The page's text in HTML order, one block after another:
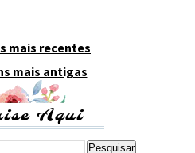
mais recentes
mais antigas
Aqui